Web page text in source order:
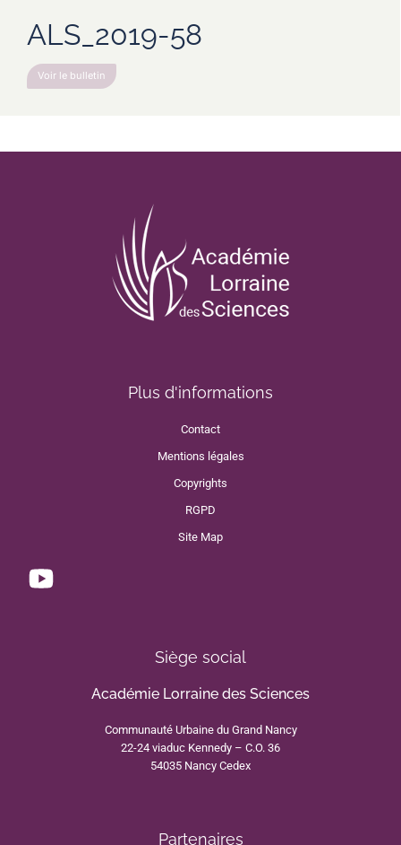
ALS_2019-58
Voir le bulletin
Plus d'informations
Contact
Mentions légales
Copyrights
RGPD
Site Map
Siège social
Académie Lorraine des Sciences
Communauté Urbaine du Grand Nancy
22-24 viaduc Kennedy – C.O. 36
54035 Nancy Cedex
Partenaires